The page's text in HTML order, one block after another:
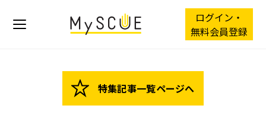
ログイン・
無料会員登録
特集記事一覧ページへ